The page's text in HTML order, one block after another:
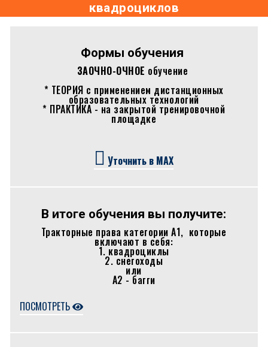
квадроциклов
Формы обучения
ЗАОЧНО-ОЧНОЕ обучение
* ТЕОРИЯ с применением дистанционных
образовательных технологий
* ПРАКТИКА - на закрытой тренировочной
площадке
Уточнить в MAX
В итоге обучения вы получите:
Тракторные права категории А1, которые
включают в себя:
1. квадроциклы
2. снегоходы
или
А2 - багги
ПОСМОТРЕТЬ